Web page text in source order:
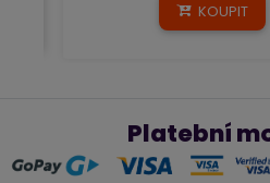
KOUPIT
Platební